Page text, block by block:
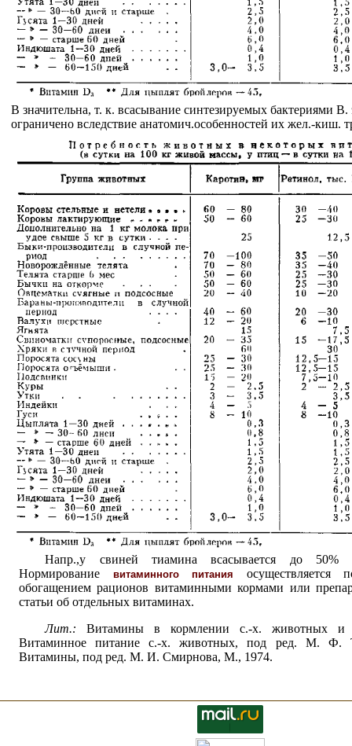
В значительна, т. к. всасывание синтезируемых бактериями
ограничено вследствие анатомич.особенностей их жел.-киш.
Напр.,у свиней тиамина всасывается до 50%
Нормирование витаминного питания
осуществляется
обогащением рационов витаминными кормами или
статьи об отдельных витаминах.
Лит.: Витамины в кормлении с.-х. животных
Витаминное питание с.-х. животных, под ред. М. Ф.
Витамины, под ред. М. И. Смирнова, М., 1974.